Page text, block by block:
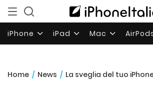
iPhone iPad Mac
Home / News / La sveglia del tuo iPhone non suona?